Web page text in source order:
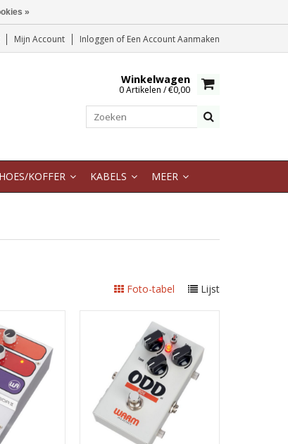
Mijn Account Inloggen of Een Account Aanmaken
Winkelwagen
0 Artikelen / €0,00
HOES/KOFFER KABELS MEER
Foto-tabel Lijst
»